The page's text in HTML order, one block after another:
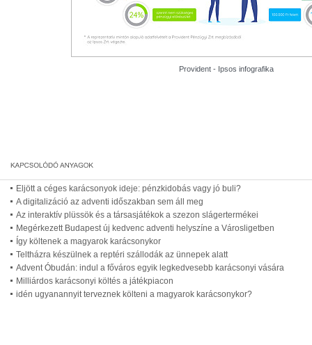
Provident - Ipsos infografika
Eljött a céges karácsonyok ideje: pénzkidobás vagy jó buli?
A digitalizáció az adventi időszakban sem áll meg
Az interaktív plüssök és a társasjátékok a szezon slágertermékei
Megérkezett Budapest új kedvenc adventi helyszíne a Városligetben
Így költenek a magyarok karácsonykor
Teltházra készülnek a reptéri szállodák az ünnepek alatt
Advent Óbudán: indul a főváros egyik legkedvesebb karácsonyi vására
Milliárdos karácsonyi költés a játékpiacon
idén ugyanannyit terveznek költeni a magyarok karácsonykor?